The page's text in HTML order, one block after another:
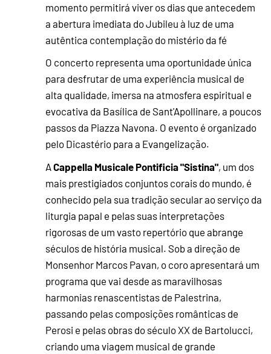
momento permitirá viver os dias que antecedem
a abertura imediata do Jubileu à luz de uma
autêntica contemplação do mistério da fé
O concerto representa uma oportunidade única
para desfrutar de uma experiência musical de
alta qualidade, imersa na atmosfera espiritual e
evocativa da Basílica de Sant'Apollinare, a poucos
passos da Piazza Navona. O evento é organizado
pelo Dicastério para a Evangelização.
ACappella Musicale Pontificia "Sistina", um dos
mais prestigiados conjuntos corais do mundo, é
conhecido pela sua tradição secular ao serviço da
liturgia papal e pelas suas interpretações
rigorosas de um vasto repertório que abrange
séculos de história musical. Sob a direção de
Monsenhor Marcos Pavan, o coro apresentará um
programa que vai desde as maravilhosas
harmonias renascentistas de Palestrina,
passando pelas composições românticas de
Perosi e pelas obras do século XX de Bartolucci,
criando uma viagem musical de grande